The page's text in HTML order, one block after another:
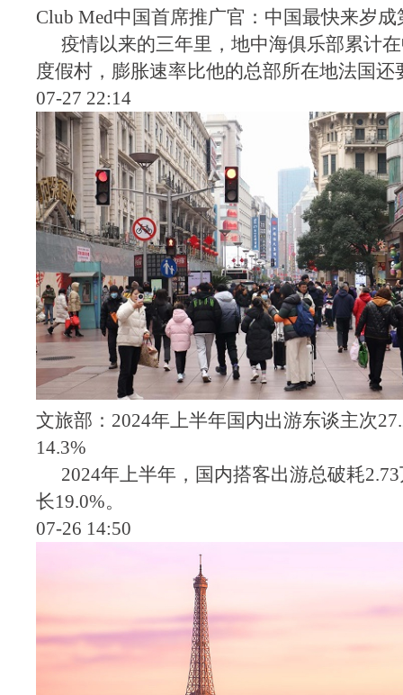
Club Med中国首席推广官：中国最快来岁
疫情以来的三年里，地中海俱乐部累计
度假村，膨胀速率比他的总部所在地法国还
07-27 22:14
文旅部：2024年上半年国内出游东谈主次
14.3%
2024年上半年，国内搭客出游总破耗
长19.0%。
07-26 14:50